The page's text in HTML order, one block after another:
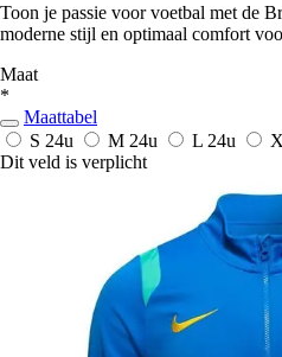
Toon je passie voor voetbal met de
moderne stijl en optimaal comfort
Maat
*
Maattabel
S 24u M 24u L 24u
Dit veld is verplicht